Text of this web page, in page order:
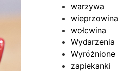
warzywa
wieprzowina
wołowina
Wydarzenia
Wyróżnione
zapiekanki